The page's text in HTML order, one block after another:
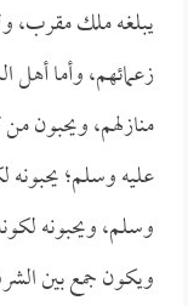
يبلغه ملك مقرب،
زعمائهم، وأما أهل
منازلهم، ويحبون
عليه وسلم؛
وسلم، ويحبونه
ويكون جمع بين